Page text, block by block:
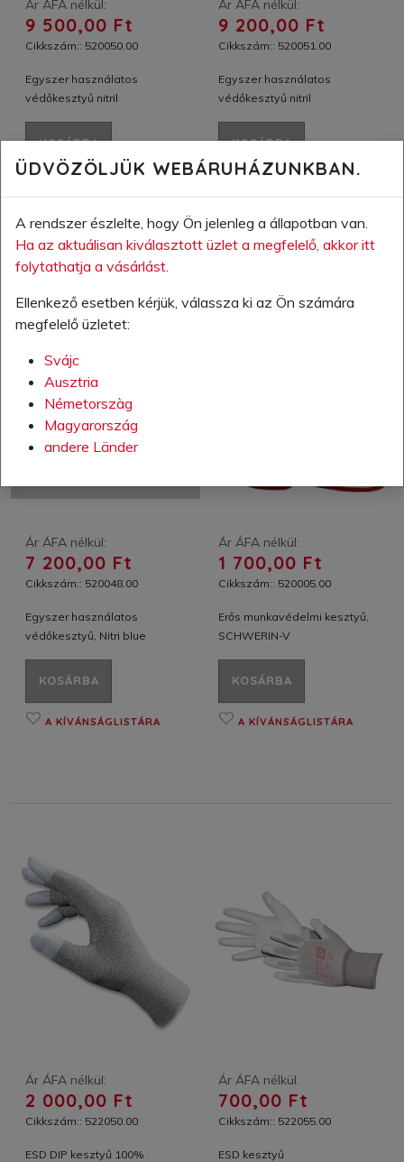
Ár ÁFA nélkül:
9 500,00 Ft
Cikkszám:: 520050.00
Egyszer használatos
védőkesztyű nitril
KOSÁRBA
Ár ÁFA nélkül:
9 200,00 Ft
Cikkszám:: 520051.00
Egyszer használatos
védőkesztyű nitril
KOSÁRBA
Ár ÁFA nélkül:
7 200,00 Ft
Cikkszám:: 520048.00
Egyszer használatos
védőkesztyű, Nitri blue
KOSÁRBA
A KÍVÁNSÁGLISTÁRA
Ár ÁFA nélkül:
1 700,00 Ft
Cikkszám:: 520005.00
Erős munkavédelmi kesztyű,
SCHWERIN-V
KOSÁRBA
A KÍVÁNSÁGLISTÁRA
Ár ÁFA nélkül:
2 000,00 Ft
Cikkszám:: 522050.00
ESD DIP kesztyű 100%
Ár ÁFA nélkül:
700,00 Ft
Cikkszám:: 522055.00
ESD kesztyű
ÜDVÖZÖLJÜK WEBÁRUHÁZUNKBAN.
A rendszer észlelte, hogy Ön jelenleg a állapotban van.
Ha az aktuálisan kiválasztott üzlet a megfelelő, akkor itt
folytathatja a vásárlást.
Ellenkező esetben kérjük, válassza ki az Ön számára
megfelelő üzletet:
Svájc
Ausztria
Németorszàg
Magyarország
andere Länder